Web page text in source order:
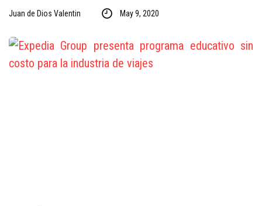
Juan de Dios Valentin May 9, 2020